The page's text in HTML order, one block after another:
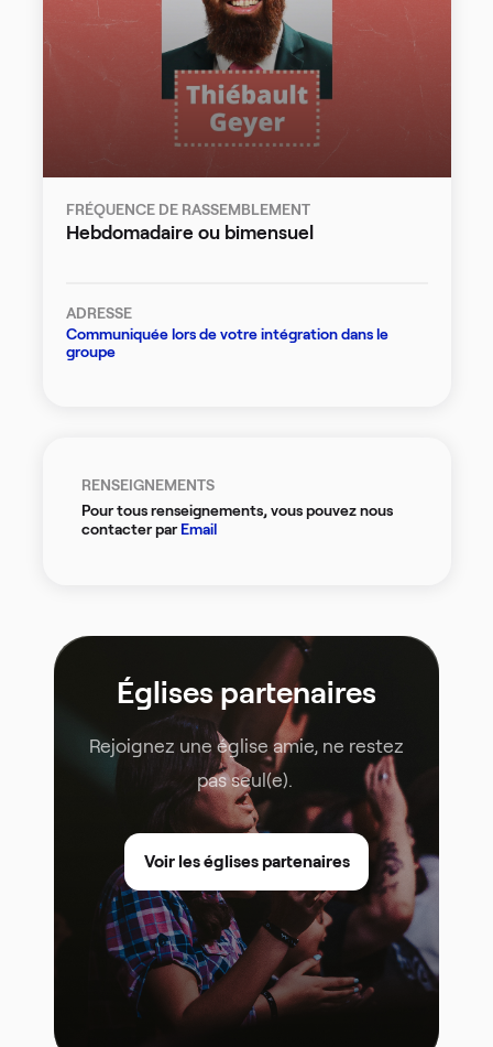
FRÉQUENCE DE RASSEMBLEMENT
Hebdomadaire ou bimensuel
ADRESSE
Communiquée lors de votre intégration dans le
groupe
RENSEIGNEMENTS
Pour tous renseignements, vous pouvez nous
contacter parEmail
Églises partenaires
Rejoignez une église amie, ne restez
pas seul(e).
Voir les églises partenaires